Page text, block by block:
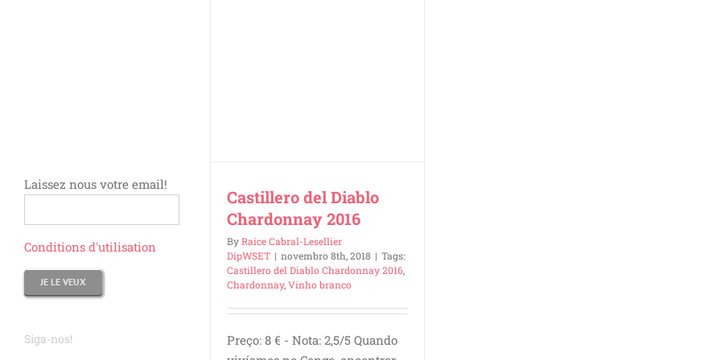
Castillero del Diablo
Chardonnay 2016
ByRaice Cabral-Lesellier
DipWSET | novembro 8th, 2018 | Tags:
Castillero del Diablo Chardonnay 2016,
Chardonnay,Vinho branco
Preço: 8 € - Nota: 2,5/5 Quando
Laissez nous votre email!
Conditions d'utilisation
Siga-nos!